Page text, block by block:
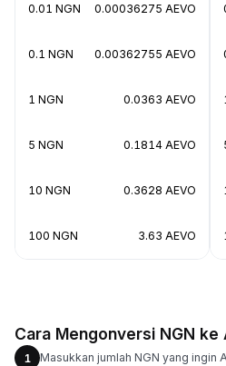
0.01 NGN 0.00036275 AEVO
0.1 NGN 0.00362755 AEVO
1 NGN 0.0363 AEVO
5 NGN 0.1814 AEVO
10 NGN 0.3628 AEVO
100 NGN 3.63 AEVO
Cara Mengonversi NGN ke
1
Masukkan jumlah NGN yang ingin